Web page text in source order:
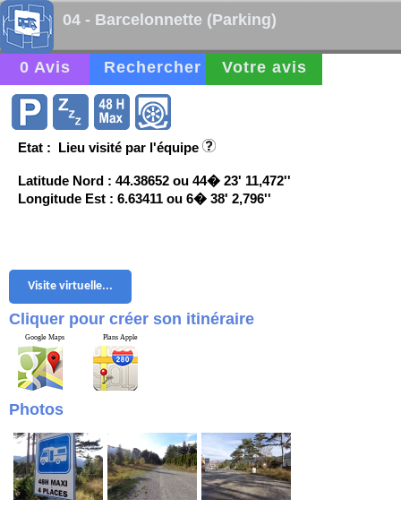
04 - Barcelonnette (Parking)
0 Avis Rechercher Votre avis
Etat : Lieu visité par l'équipe
Latitude Nord : 44.38652 ou 44� 23' 11,472''
Longitude Est : 6.63411 ou 6� 38' 2,796''
Visite virtuelle...
Cliquer pour créer son itinéraire
Google Maps Plans Apple
Photos